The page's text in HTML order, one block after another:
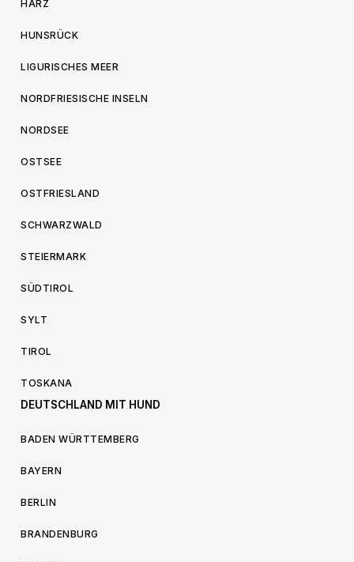
HARZ
HUNSRÜCK
LIGURISCHES MEER
NORDFRIESISCHE INSELN
NORDSEE
OSTSEE
OSTFRIESLAND
SCHWARZWALD
STEIERMARK
SÜDTIROL
SYLT
TIROL
TOSKANA
DEUTSCHLAND MIT HUND
BADEN WÜRTTEMBERG
BAYERN
BERLIN
BRANDENBURG